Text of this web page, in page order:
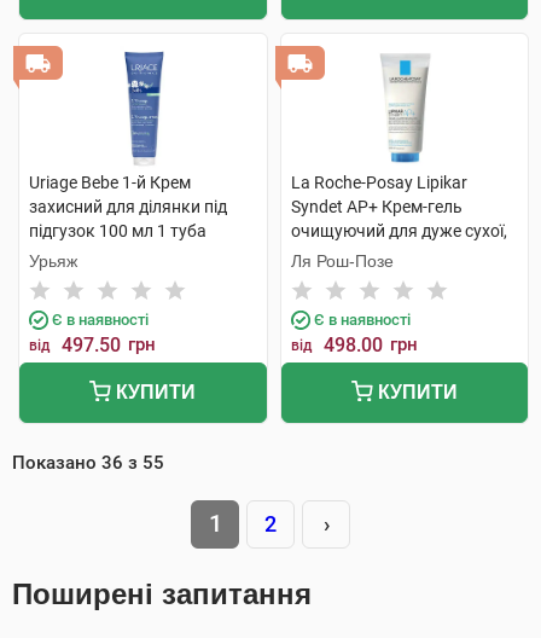
Uriage Bebe 1-й Крем
захисний для ділянки під
підгузок 100 мл 1 туба
Урьяж
Є в наявності
від 497.50 грн
КУПИТИ
La Roche-Posay Lipikar
Syndet AP+ Крем-гель
очищуючий для дуже сухої,
схильної до атопії шкіри 200
мл 1 туба
Ля Рош-Позе
Є в наявності
від 498.00 грн
КУПИТИ
Показано 36 з 55
1 2 ›
Поширені запитання